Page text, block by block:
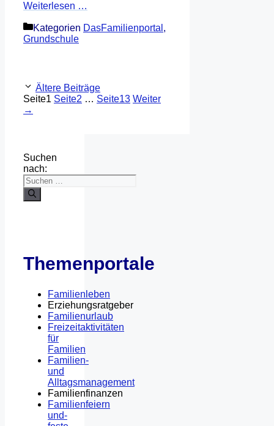
Weiterlesen …
Kategorien DasFamilienportal ,
Grundschule
Ältere Beiträge
Seite1 Seite2 … Seite13 Weiter
→
Suchen
nach:
Themenportale
Familienleben
Erziehungsratgeber
Familienurlaub
Freizeitaktivitäten
für
Familien
Familien-
und
Alltagsmanagement
Familienfinanzen
Familienfeiern
und-